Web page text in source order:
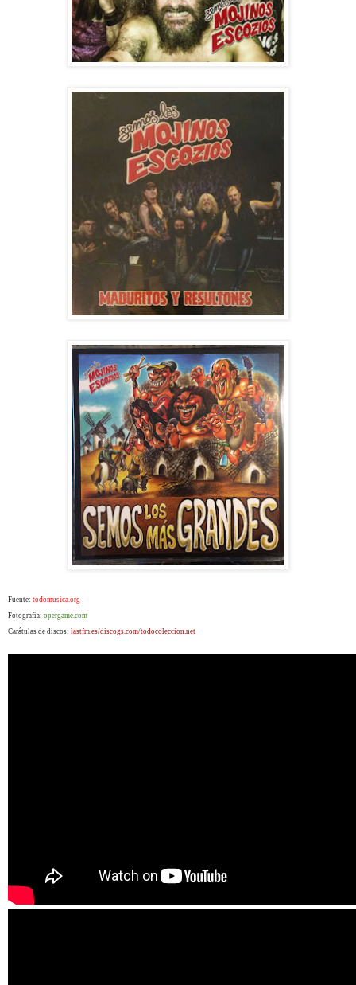
Fuente: todomusica.org
Fotografía: opergame.com
Carátulas de discos: lastfm.es/discogs.com/todocoleccion.net